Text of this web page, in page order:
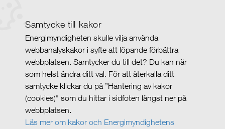
Samtycke till kakor
Energimyndigheten skulle vilja använda
webbanalyskakor i syfte att löpande förbättra
webbplatsen. Samtycker du till det? Du kan när
som helst ändra ditt val. För att återkalla ditt
samtycke klickar du på ”Hantering av kakor
(cookies)" som du hittar i sidfoten längst ner på
webbplatsen.
Läs mer om kakor och Energimyndighetens